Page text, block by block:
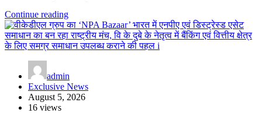
Continue reading
admin
Exclusive News
August 5, 2026
16 views